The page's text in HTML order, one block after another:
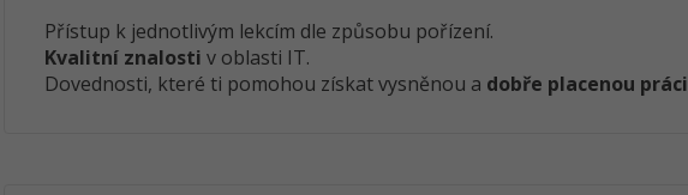
Přístup k jednotlivým lekcím dle způsobu pořízení.
Kvalitní znalosti v oblasti IT.
Dovednosti, které ti pomohou získat vysněnou a dobře placenou práci